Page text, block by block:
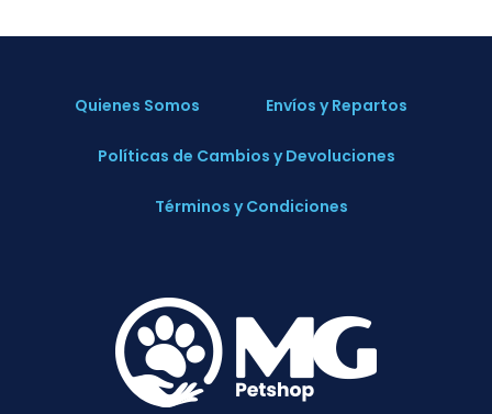
Quienes Somos Envíos y Repartos
Políticas de Cambios y Devoluciones
Términos y Condiciones